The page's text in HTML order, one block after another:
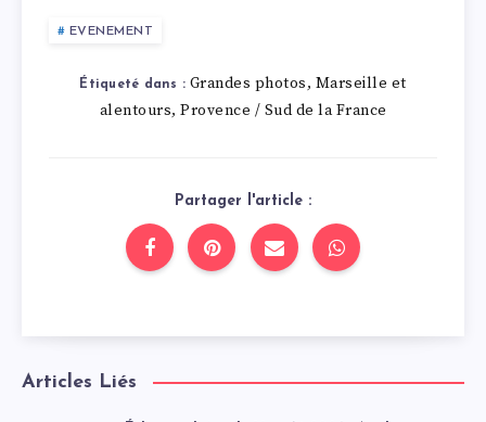
EVENEMENT
Étiqueté dans : Grandes photos, Marseille et
alentours, Provence / Sud de la France
Partager l'article :
Articles Liés